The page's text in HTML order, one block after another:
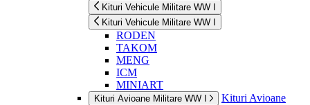
Kituri Vehicule Militare WW I
Kituri Vehicule Militare WW I
RODEN
TAKOM
MENG
ICM
MINIART
Kituri Avioane Militare WW I
Kituri Avioane